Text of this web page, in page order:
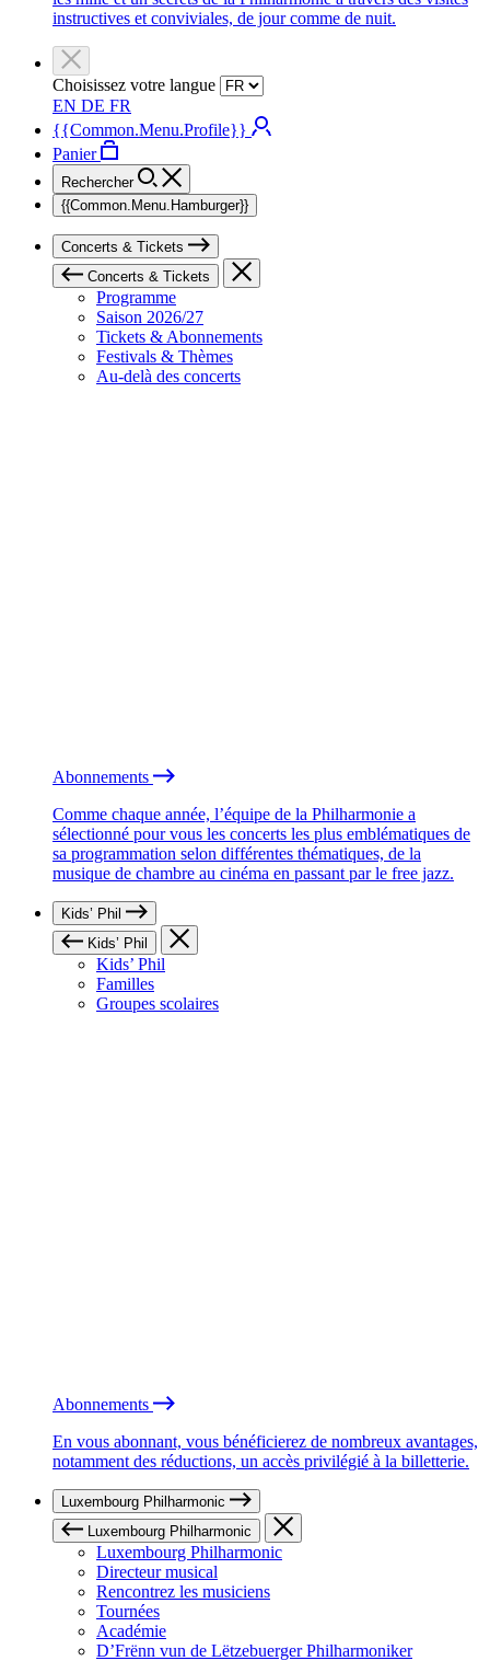
instructives et conviviales, de jour comme de nuit.
Choisissez votre langue
EN DE FR
{{Common.Menu.Profile}}
Panier
Rechercher
{{Common.Menu.Hamburger}}
Concerts & Tickets
Concerts & Tickets
Programme
Saison 2026/27
Tickets & Abonnements
Festivals & Thèmes
Au-delà des concerts
Abonnements
Comme chaque année, l’équipe de la Philharmonie a
sélectionné pour vous les concerts les plus emblématiques de
sa programmation selon différentes thématiques, de la
musique de chambre au cinéma en passant par le free jazz.
Kids’ Phil
Kids’ Phil
Kids’ Phil
Familles
Groupes scolaires
Abonnements
En vous abonnant, vous bénéficierez de nombreux avantages,
notamment des réductions, un accès privilégié à la billetterie.
Luxembourg Philharmonic
Luxembourg Philharmonic
Luxembourg Philharmonic
Directeur musical
Rencontrez les musiciens
Tournées
Académie
D’Frënn vun de Lëtzebuerger Philharmoniker